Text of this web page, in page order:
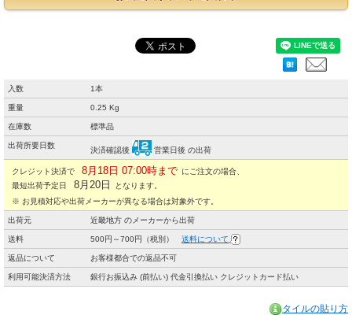
入数 1本
重量 0.25 Kg
在庫数 標準品
出荷所要日数
決済確認後 営業日後 の出荷
クレジット決済で 8月18日 07:00時まで にご注文の場合、
最短出荷予定日
8月20日
となります。
※ お見積対応や出荷メーカーが異なる場合は対象外です。
出荷元 近畿地方 のメーカーから出荷
送料 500円～700円（税別） 送料について
返品について お客様都合での返品不可
利用可能決済方法 銀行お振込み (前払い) 代金引換払い クレジットカード払い
タイルの貼り方